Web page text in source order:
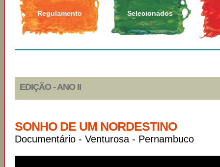
Regulamento Selecionados
EDIÇÃO - ANO II
SONHO DE UM NORDESTINO
Documentário - Venturosa - Pernambuco